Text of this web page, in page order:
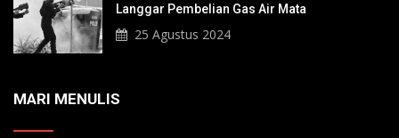
Langgar Pembelian Gas Air Mata
25 Agustus 2024
MARI MENULIS